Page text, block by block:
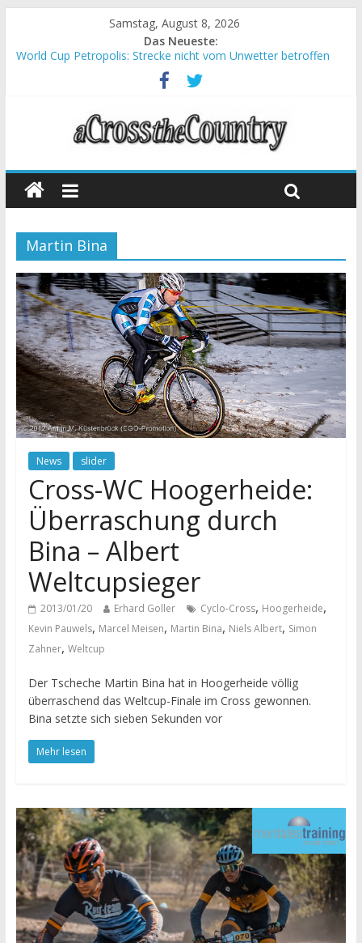
Samstag, August 8, 2026
Das Neueste:
World Cup Petropolis: Strecke nicht vom Unwetter betroffen
Krumbach und Obergessertshausen: Mountainbike-Bundesliga
Supercup Massi Banyoles: Siege für Carod und Richards
Halbzeit beim Andalucia Bike Race: Weltmeister Seewald führt
Chelva: Schweizer Doppelsieg beim ersten XCO-Rennen der
Martin Bina
News slider
Cross-WC Hoogerheide:
Überraschung durch
Bina – Albert
Weltcupsieger
2013/01/20 Erhard Goller Cyclo-Cross, Hoogerheide,
Kevin Pauwels, Marcel Meisen, Martin Bina, Niels Albert, Simon
Zahner, Weltcup
Der Tscheche Martin Bina hat in Hoogerheide völlig
überraschend das Weltcup-Finale im Cross gewonnen.
Bina setzte sich sieben Sekunden vor
Mehr lesen